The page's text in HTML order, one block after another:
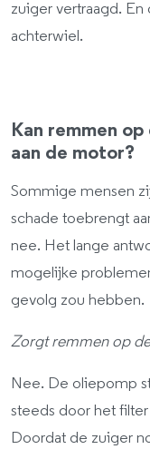
zuiger vertraagd.
achterwiel.
Kan remmen
aan de motor?
Sommige mensen
schade toebrengt
nee. Het lange
mogelijke
gevolg zou hebben.
Zorgt remmen op
Nee. De oliepomp
steeds door het
Doordat de zuiger